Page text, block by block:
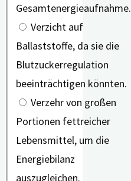
Gesamtenergieaufnahme.
Verzicht auf
Ballaststoffe, da sie die
Blutzuckerregulation
beeinträchtigen könnten.
Verzehr von großen
Portionen fettreicher
Lebensmittel, um die
Energiebilanz
auszugleichen.